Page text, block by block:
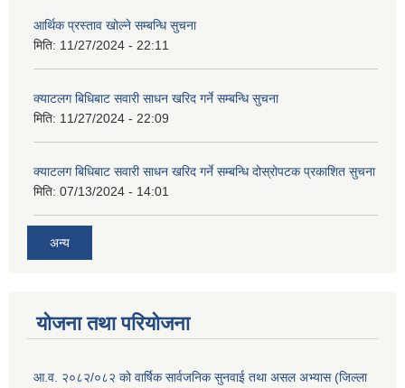
आर्थिक प्रस्ताव खोल्ने सम्बन्धि सुचना
मिति: 11/27/2024 - 22:11
क्याटलग बिधिबाट सवारी साधन खरिद गर्ने सम्बन्धि सुचना
मिति: 11/27/2024 - 22:09
क्याटलग बिधिबाट सवारी साधन खरिद गर्ने सम्बन्धि दोस्रोपटक प्रकाशित सुचना
मिति: 07/13/2024 - 14:01
अन्य
योजना तथा परियोजना
आ.व. २०८२/०८२ को वार्षिक सार्वजनिक सुनवाई तथा असल अभ्यास (जिल्ला